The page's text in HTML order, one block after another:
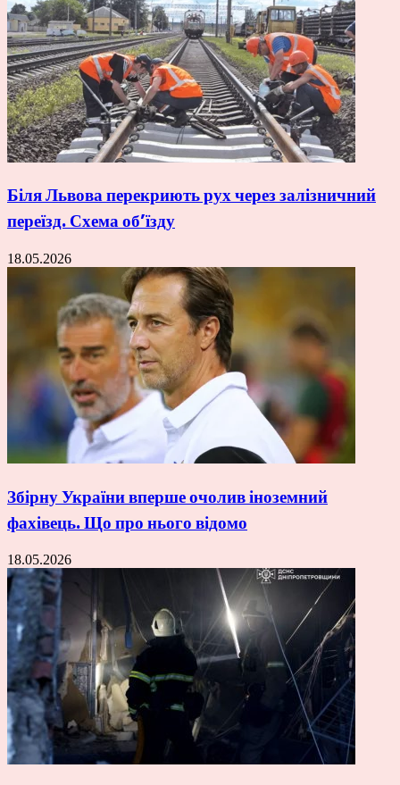
Біля Львова перекриють рух через залізничний
переїзд. Схема об’їзду
18.05.2026
Збірну України вперше очолив іноземний
фахівець. Що про нього відомо
18.05.2026